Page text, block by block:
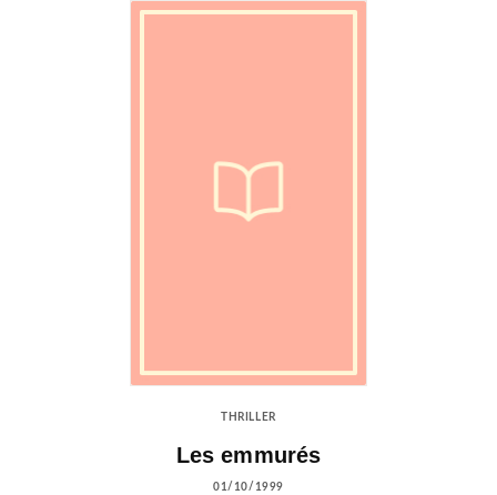
THRILLER
Les emmurés
01/10/1999